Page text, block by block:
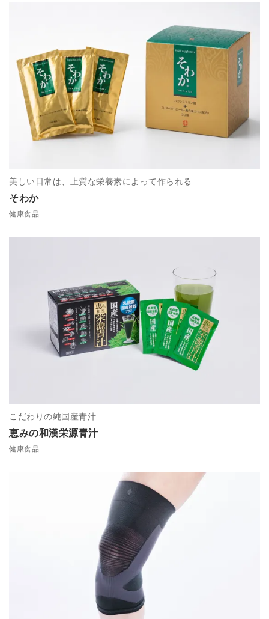
そわか
美しい日常は、上質な栄養素によって作られる
健康食品
恵みの和漢栄源青汁
こだわりの純国産青汁
健康食品